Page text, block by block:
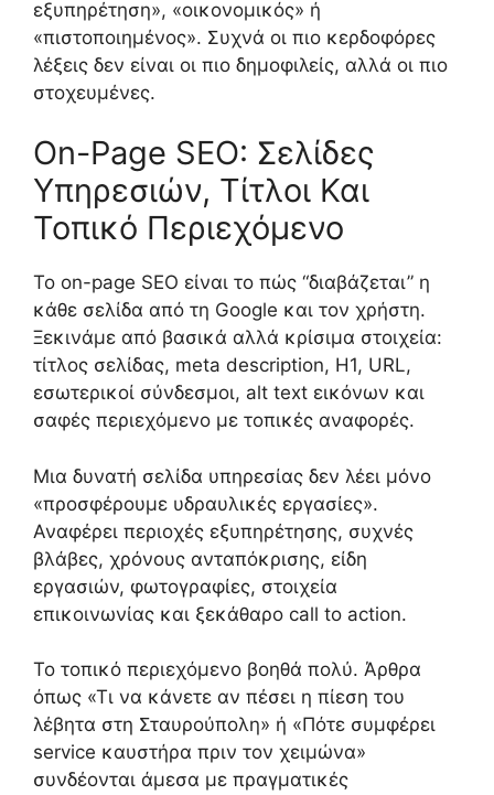
εξυπηρέτηση», «οικονομικός» ή
«πιστοποιημένος». Συχνά οι πιο κερδοφόρες
λέξεις δεν είναι οι πιο δημοφιλείς, αλλά οι πιο
στοχευμένες.
On-Page SEO: Σελίδες
Υπηρεσιών, Τίτλοι Και
Τοπικό Περιεχόμενο
Το on-page SEO είναι το πώς “διαβάζεται” η
κάθε σελίδα από τη Google και τον χρήστη.
Ξεκινάμε από βασικά αλλά κρίσιμα στοιχεία:
τίτλος σελίδας, meta description, H1, URL,
εσωτερικοί σύνδεσμοι, alt text εικόνων και
σαφές περιεχόμενο με τοπικές αναφορές.
Μια δυνατή σελίδα υπηρεσίας δεν λέει μόνο
«προσφέρουμε υδραυλικές εργασίες».
Αναφέρει περιοχές εξυπηρέτησης, συχνές
βλάβες, χρόνους ανταπόκρισης, είδη
εργασιών, φωτογραφίες, στοιχεία
επικοινωνίας και ξεκάθαρο call to action.
Το τοπικό περιεχόμενο βοηθά πολύ. Άρθρα
όπως «Τι να κάνετε αν πέσει η πίεση του
λέβητα στη Σταυρούπολη» ή «Πότε συμφέρει
service καυστήρα πριν τον χειμώνα»
συνδέονται άμεσα με πραγματικές